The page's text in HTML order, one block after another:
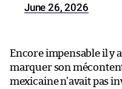
June 26, 2026
Encore impensable il y
marquer son
mexicaine n’avait pas